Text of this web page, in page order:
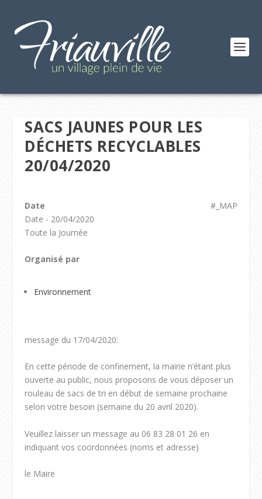
SACS JAUNES POUR LES
DÉCHETS RECYCLABLES
20/04/2020
#_MAP
Date
Date - 20/04/2020
Toute la Journée
Organisé par
Environnement
message du 17/04/2020:
En cette période de confinement, la mairie n’étant plus
ouverte au public, nous proposons de vous déposer un
rouleau de sacs de tri en début de semaine prochaine
selon votre besoin (semaine du 20 avril 2020).
Veuillez laisser un message au 06 83 28 01 26 en
indiquant vos coordonnées (noms et adresse)
le Maire